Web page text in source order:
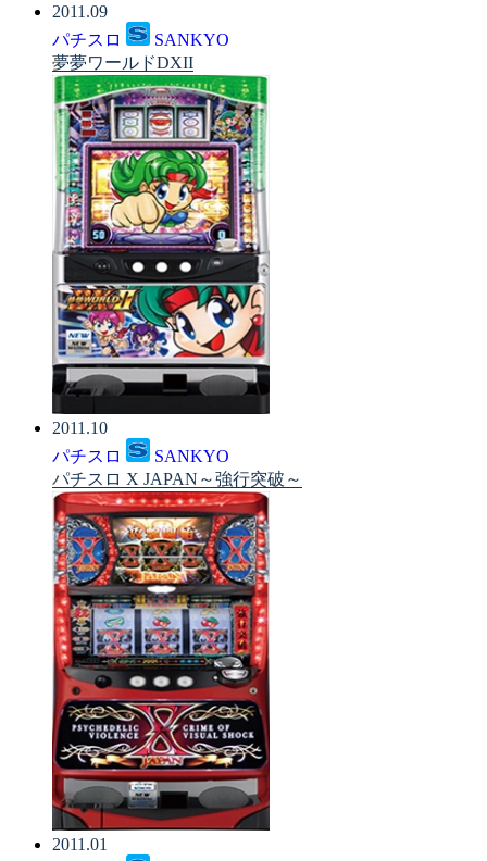
2011.09
パチスロ
SANKYO
夢夢ワールドDXII
2011.10
パチスロ
SANKYO
パチスロ X JAPAN～強行突破～
2011.01